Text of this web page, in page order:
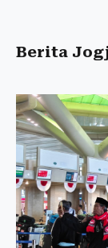
Berita